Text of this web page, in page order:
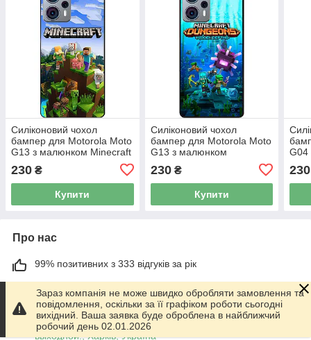
Силіконовий чохол
бампер для Motorola Moto
G13 з малюнком Minecraft
230 ₴
Купити
Силіконовий чохол
бампер для Motorola Moto
G13 з малюнком
230₴
Купити
G04
230
Про нас
99% позитивних з 333 відгуків за рік
Працює з 01.06.2014
м. Харків
График работы 10.00-17.00. Суббота - Воскресенье
выходной!, Харків, Україна
Зараз компанія не може швидко обробляти замовлення та
повідомлення, оскільки за її графіком роботи сьогодні
вихідний. Ваша заявка буде оброблена в найближчий
робочий день 02.01.2026